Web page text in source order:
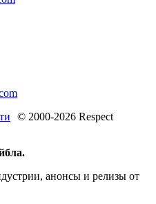
© 2000-2026 Respect
анонсы и релизы от